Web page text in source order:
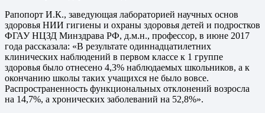
Рапопорт И.К., заведующая лабораторией научных основ
здоровья НИИ гигиены и охраны здоровья детей и подростков
ФГАУ НЦЗД Минздрава РФ, д.м.н., профессор, в июне 2017
года рассказала: «В результате одиннадцатилетних
клинических наблюдений в первом классе к 1 группе
здоровья было отнесено 4,3% наблюдаемых школьников, а к
окончанию школы таких учащихся не было вовсе.
Распространенность функциональных отклонений возросла
на 14,7%, а хронических заболеваний на 52,8%».